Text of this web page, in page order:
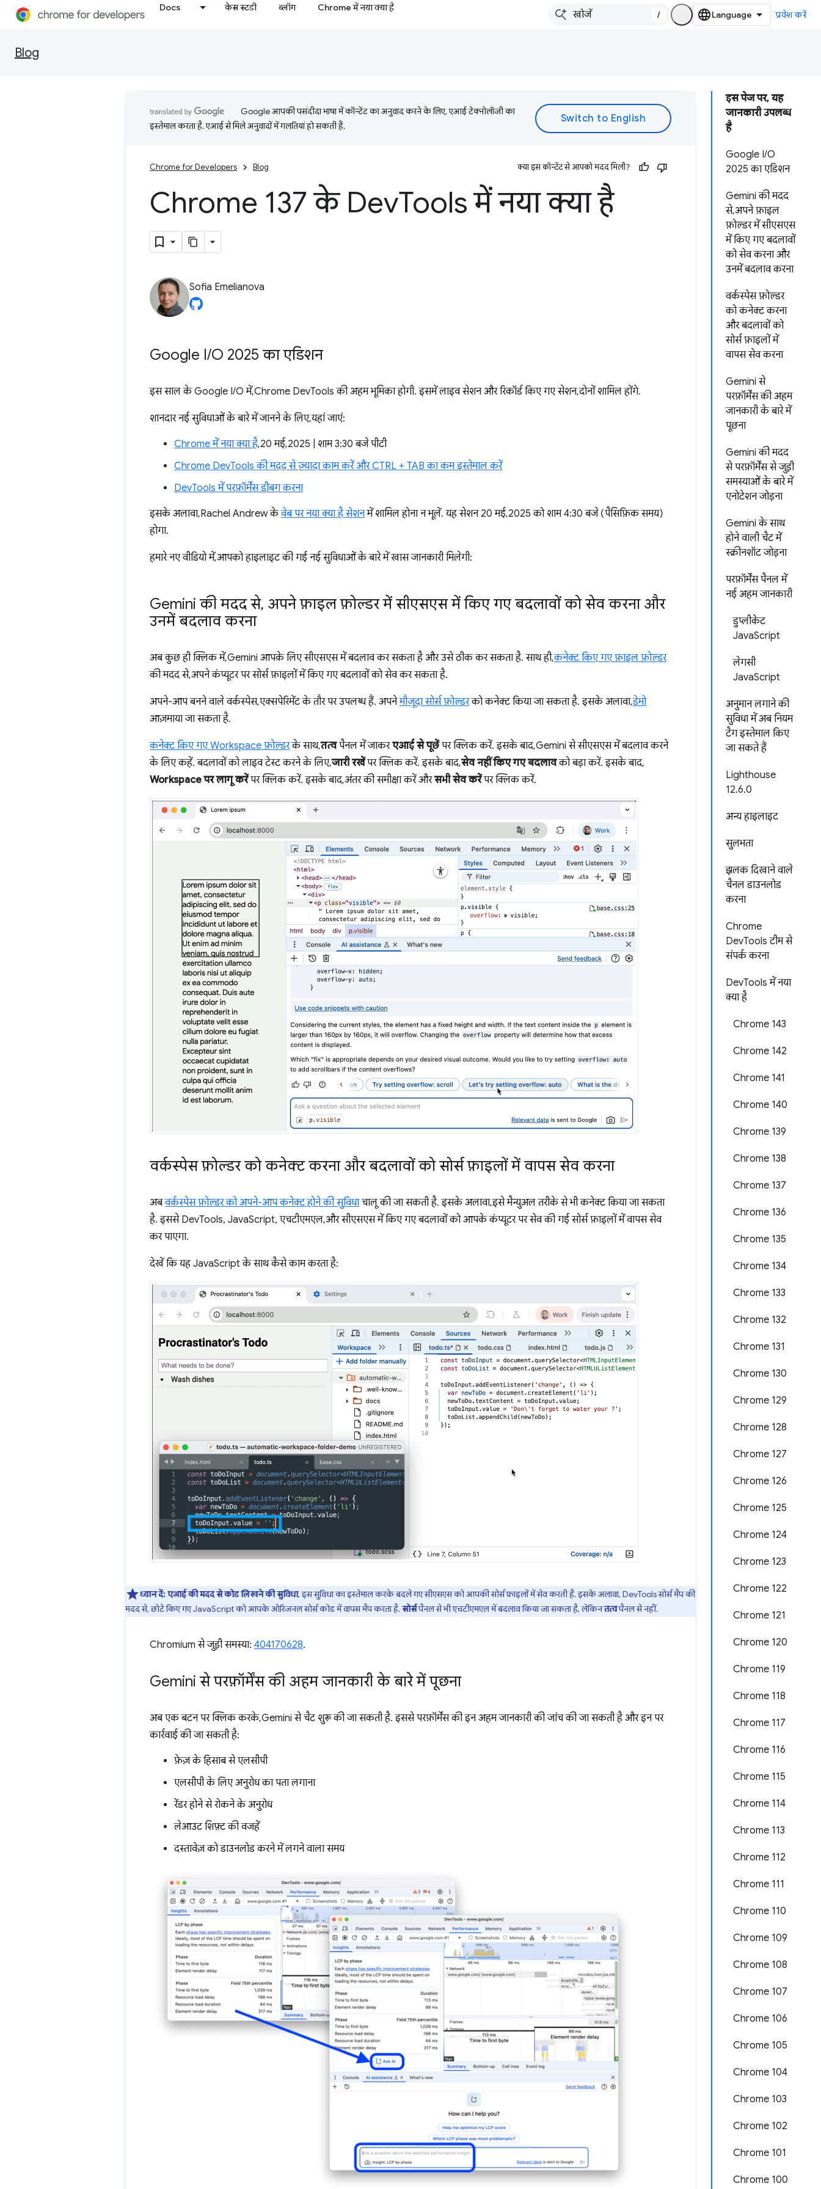
Docs केस स्टडी ब्लॉग Chrome में नया क्या है
/ प्रवेश करें
Blog
इस पेज पर, यह
जानकारी उपलब्ध
है
Google I/O
2025 का एडिशन
Gemini की मदद
से, अपने फ़ाइल
फ़ोल्डर में सीएसएस
में किए गए बदलावों
को सेव करना और
उनमें बदलाव करना
वर्कस्पेस फ़ोल्डर
को कनेक्ट करना
और बदलावों को
सोर्स फ़ाइलों में
वापस सेव करना
Gemini से
परफ़ॉर्मेंस की अहम
जानकारी के बारे में
पूछना
Gemini की मदद
से परफ़ॉर्मेंस से जुड़ी
समस्याओं के बारे में
एनोटेशन जोड़ना
Gemini के साथ
होने वाली चैट में
स्क्रीनशॉट जोड़ना
परफ़ॉर्मेंस पैनल में
नई अहम जानकारी
डुप्लीकेट
JavaScript
लेगसी
JavaScript
अनुमान लगाने की
सुविधा में अब नियम
टैग इस्तेमाल किए
जा सकते हैं
Lighthouse
12.6.0
अन्य हाइलाइट
सुलभता
झलक दिखाने वाले
चैनल डाउनलोड
करना
Chrome
DevTools टीम से
संपर्क करना
DevTools में नया
क्या है
Chrome 143
Chrome 142
Chrome 141
Chrome 140
Chrome 139
Chrome 138
Chrome 137
Chrome 136
Chrome 135
Chrome 134
Chrome 133
Chrome 132
Chrome 131
Chrome 130
Chrome 129
Chrome 128
Chrome 127
Chrome 126
Chrome 125
Chrome 124
Chrome 123
Chrome 122
Chrome 121
Chrome 120
Chrome 119
Chrome 118
Chrome 117
Chrome 116
Chrome 115
Chrome 114
Chrome 113
Chrome 112
Chrome 111
Chrome 110
Chrome 109
Chrome 108
Chrome 107
Chrome 106
Chrome 105
Chrome 104
Chrome 103
Chrome 102
Chrome 101
Chrome 100
Google आपकी पसंदीदा भाषा में कॉन्टेंट का अनुवाद करने के लिए, एआई टेक्नोलॉजी का
इस्तेमाल करता है. एआई से मिले अनुवादों में गलतियां हो सकती हैं.
Chrome for Developers Blog क्या इस कॉन्टेंट से आपको मदद मिली?
Chrome 137 के DevTools में नया क्या है
Sofia Emelianova
Google I/O 2025 का एडिशन
इस साल के Google I/O में, Chrome DevTools की अहम भूमिका होगी. इसमें लाइव सेशन और रिकॉर्ड किए गए सेशन, दोनों शामिल होंगे.
शानदार नई सुविधाओं के बारे में जानने के लिए, यहां जाएं:
Chrome में नया क्या है, 20 मई, 2025 | शाम 3:30 बजे पीटी
Chrome DevTools की मदद से ज़्यादा काम करें और CTRL + TAB का कम इस्तेमाल करें
DevTools में परफ़ॉर्मेंस डीबग करना
इसके अलावा, Rachel Andrew केवेब पर नया क्या है सेशनमें शामिल होना न भूलें. यह सेशन 20 मई, 2025 को शाम 4:30 बजे (पैसिफ़िक समय)
होगा.
हमारे नए वीडियो में, आपको हाइलाइट की गई नई सुविधाओं के बारे में खास जानकारी मिलेगी:
Gemini की मदद से, अपने फ़ाइल फ़ोल्डर में सीएसएस में किए गए बदलावों को सेव करना और
उनमें बदलाव करना
अब कुछ ही क्लिक में, Gemini आपके लिए सीएसएस में बदलाव कर सकता है और उसे ठीक कर सकता है. साथ ही,कनेक्ट किए गए फ़ाइल फ़ोल्डर
की मदद से, अपने कंप्यूटर पर सोर्स फ़ाइलों में किए गए बदलावों को सेव कर सकता है.
अपने-आप बनने वाले वर्कस्पेस, एक्सपेरिमेंट के तौर पर उपलब्ध हैं. अपनेमौजूदा सोर्स फ़ोल्डरको कनेक्ट किया जा सकता है. इसके अलावा,डेमो
आज़माया जा सकता है.
कनेक्ट किए गए Workspace फ़ोल्डरके साथ,तत्वपैनल में जाकरएआई से पूछेंपर क्लिक करें. इसके बाद, Gemini से सीएसएस में बदलाव करने
के लिए कहें. बदलावों को लाइव टेस्ट करने के लिए,जारी रखेंपर क्लिक करें. इसके बाद,सेव नहीं किए गए बदलावको बड़ा करें. इसके बाद,
Workspace पर लागू करेंपर क्लिक करें. इसके बाद, अंतर की समीक्षा करें औरसभी सेव करेंपर क्लिक करें.
वर्कस्पेस फ़ोल्डर को कनेक्ट करना और बदलावों को सोर्स फ़ाइलों में वापस सेव करना
अबवर्कस्पेस फ़ोल्डर को अपने-आप कनेक्ट होने की सुविधाचालू की जा सकती है. इसके अलावा, इसे मैन्युअल तरीके से भी कनेक्ट किया जा सकता
है. इससे DevTools, JavaScript, एचटीएमएल, और सीएसएस में किए गए बदलावों को आपके कंप्यूटर पर सेव की गई सोर्स फ़ाइलों में वापस सेव
कर पाएगा.
देखें कि यह JavaScript के साथ कैसे काम करता है:
ध्यान दें:एआई की मदद से कोड लिखने की सुविधा, इस सुविधा का इस्तेमाल करके बदले गए सीएसएस को आपकी सोर्स फ़ाइलों में सेव करती है. इसके अलावा, DevTools सोर्स मैप की
मदद से, छोटे किए गए JavaScript को आपके ओरिजनल सोर्स कोड में वापस मैप करता है.सोर्सपैनल से भी एचटीएमएल में बदलाव किया जा सकता है, लेकिनतत्वपैनल से नहीं.
Chromium से जुड़ी समस्या: 404170628.
Gemini से परफ़ॉर्मेंस की अहम जानकारी के बारे में पूछना
अब एक बटन पर क्लिक करके, Gemini से चैट शुरू की जा सकती है. इससे परफ़ॉर्मेंस की इन अहम जानकारी की जांच की जा सकती है और इन पर
कार्रवाई की जा सकती है:
फ़ेज़ के हिसाब से एलसीपी
एलसीपी के लिए अनुरोध का पता लगाना
रेंडर होने से रोकने के अनुरोध
लेआउट शिफ़्ट की वजहें
दस्तावेज़ को डाउनलोड करने में लगने वाला समय